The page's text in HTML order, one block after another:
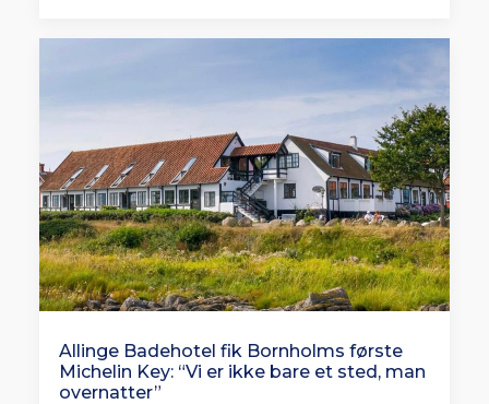
Allinge Badehotel fik Bornholms første
Michelin Key: “Vi er ikke bare et sted, man
overnatter”